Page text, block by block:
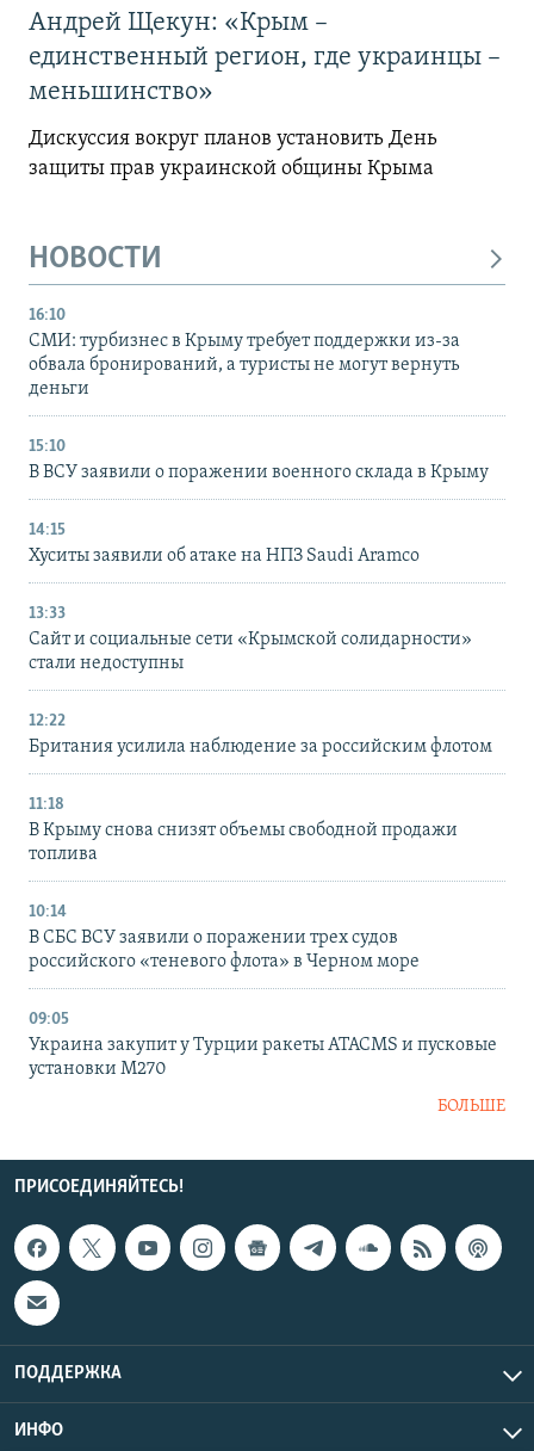
Андрей Щекун: «Крым –
единственный регион, где украинцы –
меньшинство»
Дискуссия вокруг планов установить День
защиты прав украинской общины Крыма
НОВОСТИ
16:10
СМИ: турбизнес в Крыму требует поддержки из-за
обвала бронирований, а туристы не могут вернуть
деньги
15:10
В ВСУ заявили о поражении военного склада в Крыму
14:15
Хуситы заявили об атаке на НПЗ Saudi Aramco
13:33
Сайт и социальные сети «Крымской солидарности»
стали недоступны
12:22
Британия усилила наблюдение за российским флотом
11:18
В Крыму снова снизят объемы свободной продажи
топлива
10:14
В СБС ВСУ заявили о поражении трех судов
российского «теневого флота» в Черном море
09:05
Украина закупит у Турции ракеты ATACMS и пусковые
установки M270
БОЛЬШЕ
ПРИСОЕДИНЯЙТЕСЬ!
ПОДДЕРЖКА
ИНФО